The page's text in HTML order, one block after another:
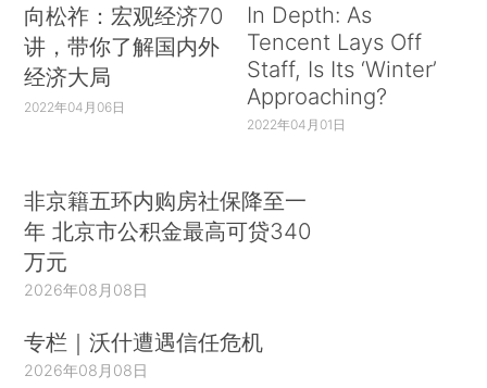
向松祚：宏观经济70
讲，带你了解国内外
经济大局
2022年04月06日
In Depth: As
Tencent Lays Off
Staff, Is Its ‘Winter’
Approaching?
2022年04月01日
非京籍五环内购房社保降至一
年 北京市公积金最高可贷340
万元
2026年08月08日
专栏｜沃什遭遇信任危机
2026年08月08日